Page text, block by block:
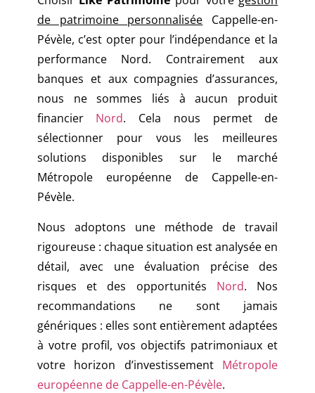
de patrimoine personnalisée Cappelle-en-
Pévèle, c’est opter pour l’indépendance et la
performance Nord. Contrairement aux
banques et aux compagnies d’assurances,
nous ne sommes liés à aucun produit
financier Nord. Cela nous permet de
sélectionner pour vous les meilleures
solutions disponibles sur le marché
Métropole européenne de Cappelle-en-
Pévèle.
Nous adoptons une méthode de travail
rigoureuse : chaque situation est analysée en
détail, avec une évaluation précise des
risques et des opportunités Nord. Nos
recommandations ne sont jamais
génériques : elles sont entièrement adaptées
à votre profil, vos objectifs patrimoniaux et
votre horizon d’investissement Métropole
européenne de Cappelle-en-Pévèle.